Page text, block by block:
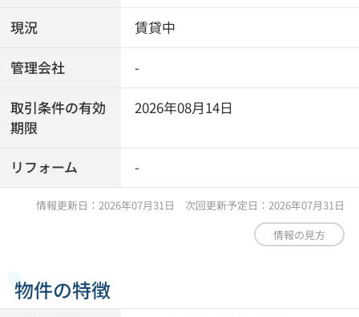
現況 賃貸中
管理会社 -
取引条件の有効
期限
2026年08月14日
リフォーム -
情報更新日：2026年07月31日 次回更新予定日：2026年07月31日
情報の見方
物件の特徴